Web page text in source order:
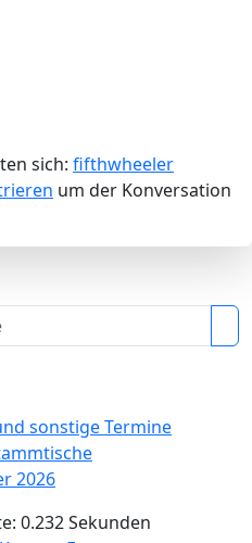
sich: fifthwheeler
um der Konversation
sonstige Termine
2026
0.232 Sekunden